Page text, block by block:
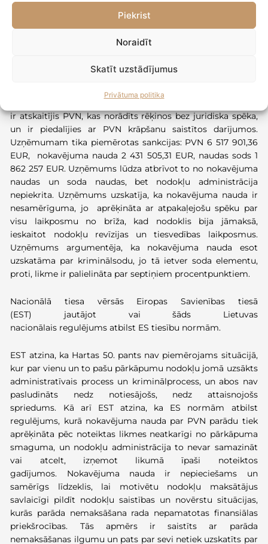
Piekrist
Noraidīt
Skatīt uzstādījumus
Privātuma politika
EST atzina, ka fiksēta nokavējuma nauda par PVN
parādu ir samērīgs un ES tiesībām atbilstošs
līdzeklis nodokļu saistību savlaicīgas izpildes
Lietas Nr. C‑544/24
ņemts 30.04.2026
ir atskaitījis PVN, kas norādīts rēķinos bez juridiska spēka,
un ir piedalījies ar PVN krāpšanu saistītos darījumos.
Uzņēmumam tika piemērotas sankcijas: PVN 6 517 901,36
EUR, nokavējuma nauda 2 431 505,31 EUR, naudas sods 1
862 257 EUR. Uzņēmums lūdza atbrīvot to no nokavējuma
naudas un soda naudas, bet nodokļu administrācija
nepiekrita. Uzņēmums uzskatīja, ka nokavējuma nauda ir
nesamērīguma, jo aprēķināta ar atpakaļejošu spēku par
visu laikposmu no brīža, kad nodoklis bija jāmaksā,
ieskaitot nodokļu revīzijas un tiesvedības laikposmus.
Uzņēmums argumentēja, ka nokavējuma nauda esot
uzskatāma par kriminālsodu, jo tā ietver soda elementu,
proti, likme ir palielināta par septiņiem procentpunktiem.
Nacionālā tiesa vērsās Eiropas Savienības tiesā
(EST) jautājot vai šāds Lietuvas
nacionālais regulējums atbilst ES tiesību normām.
EST atzina, ka Hartas 50. pants nav piemērojams situācijā,
kur par vienu un to pašu pārkāpumu nodokļu jomā uzsākts
administratīvais process un kriminālprocess, un abos nav
pasludināts nedz notiesājošs, nedz attaisnojošs
spriedums. Kā arī EST atzina, ka ES normām atbilst
regulējums, kurā nokavējuma nauda par PVN parādu tiek
aprēķināta pēc noteiktas likmes neatkarīgi no pārkāpuma
smaguma, un nodokļu administrācija to nevar samazināt
vai atcelt, izņemot likumā īpaši noteiktos
gadījumos. Nokavējuma nauda ir nepieciešams un
samērīgs līdzeklis, lai motivētu nodokļu maksātājus
savlaicīgi pildīt nodokļu saistības un novērstu situācijas,
kurās parāda nemaksāšana rada nepamatotas finansiālas
priekšrocības. Tās apmērs ir saistīts ar parāda
nemaksāšanas ilgumu un pats par sevi netiek uzskatīts par